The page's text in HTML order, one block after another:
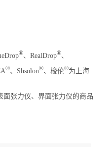
®、RealDrop®、
®、Shsolon®、梭伦®为上海
面张力仪、界面张力仪的商品